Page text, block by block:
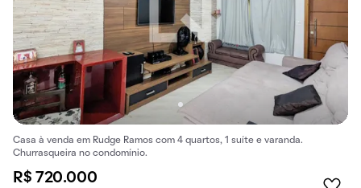
Casa à venda em Rudge Ramos com 4 quartos, 1 suíte e varanda.
Churrasqueira no condomínio.
R$ 720.000